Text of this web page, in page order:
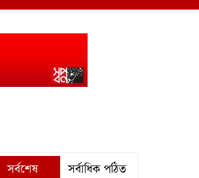
সর্বশেষ সর্বাধিক পঠিত